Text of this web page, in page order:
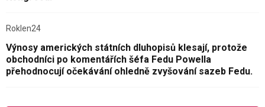
Roklen24
Výnosy amerických státních dluhopisů klesají, protože
obchodníci po komentářích šéfa Fedu Powella
přehodnocují očekávání ohledně zvyšování sazeb Fedu.